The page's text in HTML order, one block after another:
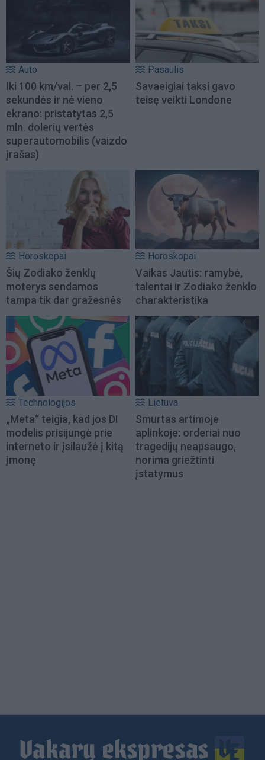
Auto
Iki 100 km/val. – per 2,5
sekundės ir nė vieno
ekrano: pristatytas 2,5
mln. dolerių vertės
superautomobilis (vaizdo
įrašas)
Pasaulis
Savaeigiai taksi gavo
teisę veikti Londone
Horoskopai
Šių Zodiako ženklų
moterys sendamos
tampa tik dar gražesnės
Horoskopai
Vaikas Jautis: ramybė,
talentai ir Zodiako ženklo
charakteristika
Technologijos
„Meta“ teigia, kad jos DI
modelis prisijungė prie
interneto ir įsilaužė į kitą
įmonę
Lietuva
Smurtas artimoje
aplinkoje: orderiai nuo
tragedijų neapsaugo,
norima griežtinti
įstatymus